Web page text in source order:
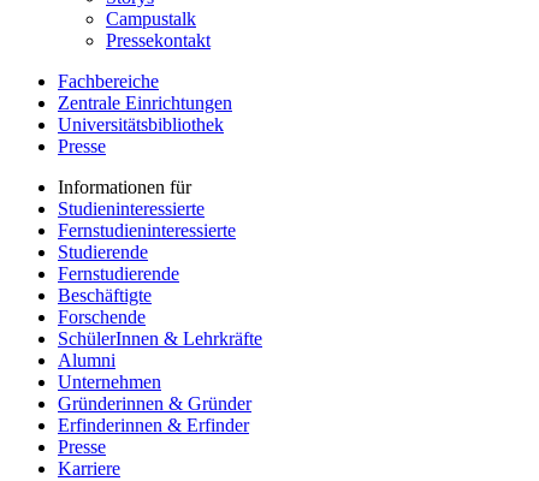
Campustalk
Pressekontakt
Fachbereiche
Zentrale Einrichtungen
Universitätsbibliothek
Presse
Informationen für
Studieninteressierte
Fernstudieninteressierte
Studierende
Fernstudierende
Beschäftigte
Forschende
SchülerInnen & Lehrkräfte
Alumni
Unternehmen
Gründerinnen & Gründer
Erfinderinnen & Erfinder
Presse
Karriere